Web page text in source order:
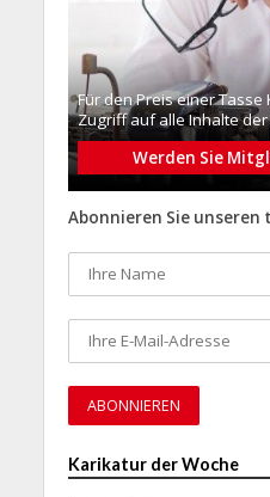
Für den Preis einer
Zugriff auf alle Inhalte
Werden Sie
Abonnieren Sie
Karikatur der Woche